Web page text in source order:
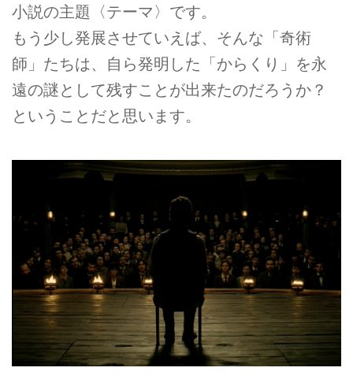
小説の主題〈テーマ〉です。
もう少し発展させていえば、そんな「奇術
師」たちは、自ら発明した「からくり」を永
遠の謎として残すことが出来たのだろうか？
ということだと思います。